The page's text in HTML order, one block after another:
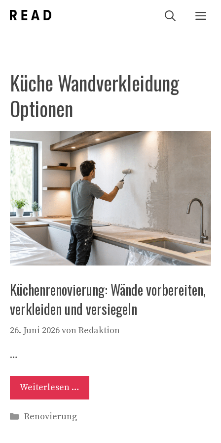
Inhalt
Küche Wandverkleidung
Optionen
Küchenrenovierung: Wände vorbereiten,
verkleiden und versiegeln
26. Juni 2026vonRedaktion
…
Weiterlesen …
Kategorien
Renovierung